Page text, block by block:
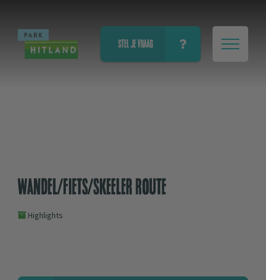
STEL JE VRAAG
Wandel/fiets/skeeler route
Highlights